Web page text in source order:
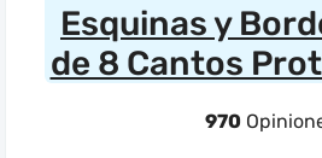
Esquinas y
de 8 Cantos
970